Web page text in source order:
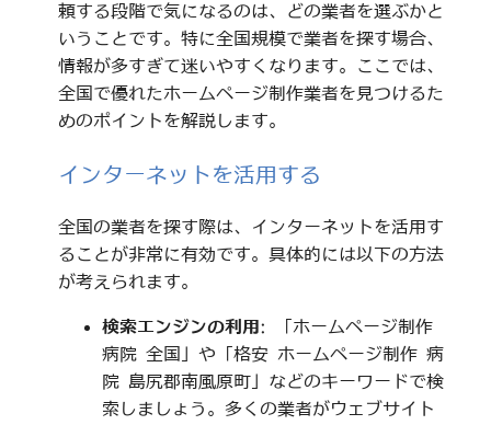
頼する段階で気になるのは、どの業者を選ぶかと
いうことです。特に全国規模で業者を探す場合、
情報が多すぎて迷いやすくなります。ここでは、
全国で優れたホームページ制作業者を見つけるた
めのポイントを解説します。
インターネットを活用する
全国の業者を探す際は、インターネットを活用す
ることが非常に有効です。具体的には以下の方法
が考えられます。
検索エンジンの利用 : 「ホームページ制作
病院 全国」や「格安 ホームページ制作 病
院 島尻郡南風原町」などのキーワードで検
索しましょう。多くの業者がウェブサイト